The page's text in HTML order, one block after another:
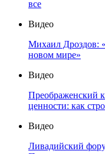
все
Видео
Михаил Дроздов:
новом мире»
Видео
Преображенский
ценности: как
Видео
Ливадийский